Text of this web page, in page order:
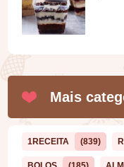
Mais
1RECEITA (839)